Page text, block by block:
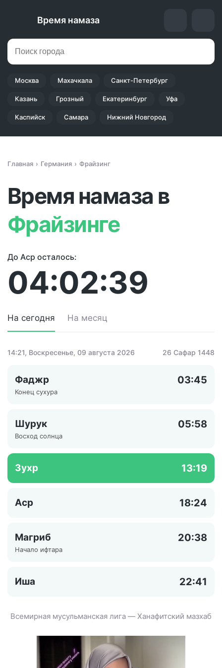
Время намаза
Москва Махачкала Санкт-Петербург
Казань Грозный Екатеринбург Уфа
Каспийск Самара Нижний Новгород
Главная Германия Фрайзинг
Время намаза в
Фрайзинге
До Аср осталось:
04:02:39
На сегодня На месяц
14:21, Воскресенье, 09 августа 2026 26 Сафар 1448
Фаджр 03:45
Конец сухура
Шурук 05:58
Восход солнца
Зухр 13:19
Аср 18:24
Магриб 20:38
Начало ифтара
Иша 22:41
Всемирная мусульманская лига — Ханафитский мазхаб